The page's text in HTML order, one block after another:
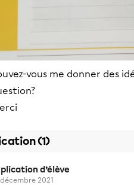
vous me donner des
(1)
d’élève
2021